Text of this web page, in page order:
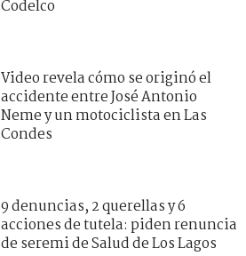
Codelco
Video revela cómo se originó el
accidente entre José Antonio
Neme y un motociclista en Las
Condes
9 denuncias, 2 querellas y 6
acciones de tutela: piden renuncia
de seremi de Salud de Los Lagos